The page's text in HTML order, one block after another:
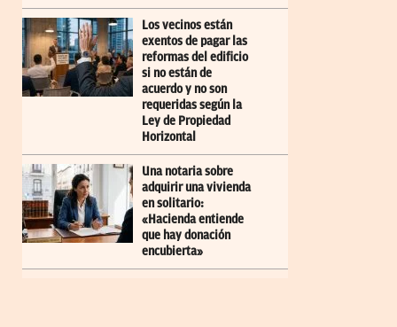
Los vecinos están
exentos de pagar las
reformas del edificio
si no están de
acuerdo y no son
requeridas según la
Ley de Propiedad
Horizontal
Una notaria sobre
adquirir una vivienda
en solitario:
«Hacienda entiende
que hay donación
encubierta»